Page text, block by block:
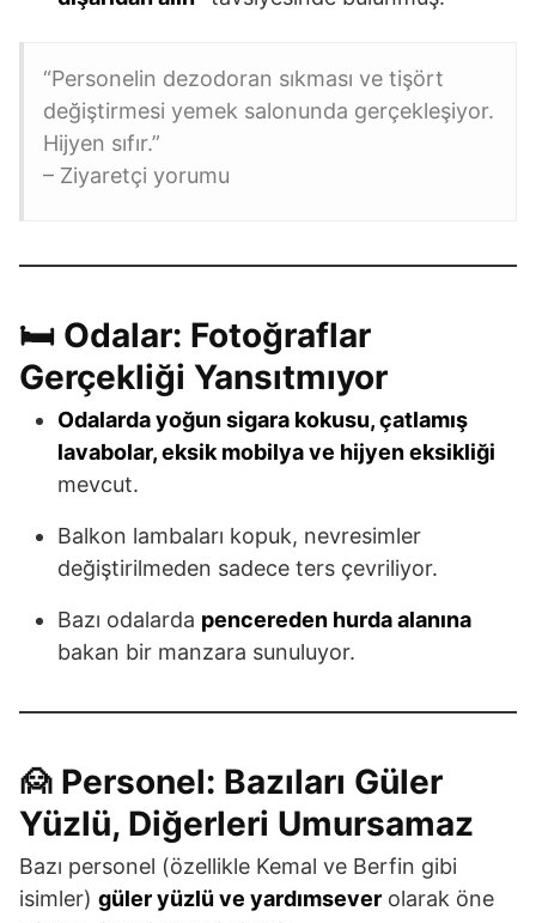
“Personelin dezodoran sıkması ve tişört
değiştirmesi yemek salonunda gerçekleşiyor.
Hijyen sıfır.”
– Ziyaretçi yorumu
🛏️ Odalar: Fotoğraflar
Gerçekliği Yansıtmıyor
Odalarda yoğun sigara kokusu, çatlamış
lavabolar, eksik mobilya ve hijyen eksikliği
mevcut.
Balkon lambaları kopuk, nevresimler
değiştirilmeden sadece ters çevriliyor.
Bazı odalarda pencereden hurda alanına
bakan bir manzara sunuluyor.
🙍 Personel: Bazıları Güler
Yüzlü, Diğerleri Umursamaz
Bazı personel (özellikle Kemal ve Berfin gibi
isimler) güler yüzlü ve yardımsever olarak öne